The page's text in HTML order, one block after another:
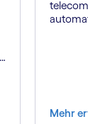
Mehr